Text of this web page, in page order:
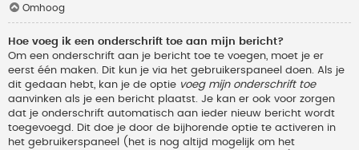
Omhoog
Hoe voeg ik een onderschrift toe aan mijn bericht?
Om een onderschrift aan je bericht toe te voegen, moet je er
eerst één maken. Dit kun je via het gebruikerspaneel doen. Als je
dit gedaan hebt, kan je de optie voeg mijn onderschrift toe
aanvinken als je een bericht plaatst. Je kan er ook voor zorgen
dat je onderschrift automatisch aan ieder nieuw bericht wordt
toegevoegd. Dit doe je door de bijhorende optie te activeren in
het gebruikerspaneel (het is nog altijd mogelijk om het